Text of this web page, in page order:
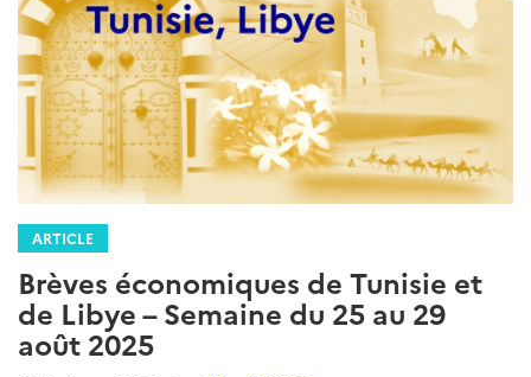
ARTICLE
Brèves économiques de Tunisie et
de Libye – Semaine du 25 au 29
août 2025